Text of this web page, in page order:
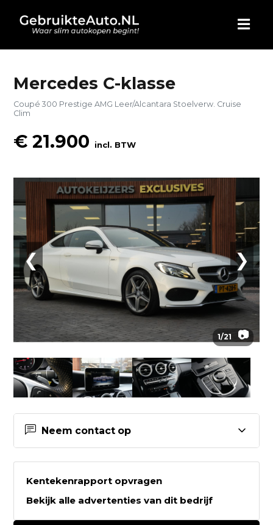
HOME
AUTO KOPEN
ADVERTEREN
BLOG
WIE ZIJN WIJ
CONTACT
Mercedes C-klasse
Coupé 300 Prestige AMG Leer/Alcantara Stoelverw. Cruise
Clim
€ 21.900 incl. BTW
❮ ❯
1/21 📷
Neem contact op
Contactgegevens Auto Keijzers
B.V.
Kentekenrapport opvragen
Bekijk alle advertenties van dit bedrijf